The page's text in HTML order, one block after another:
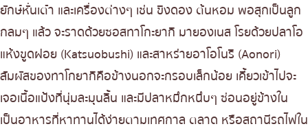
ยักษ์หั่นเต๋า และเครื่องต่างๆ เช่น ขิงดอง ต้นหอม พอสุกเป็นลูก
กลมๆ แล้ว จะราดด้วยซอสทาโกะยากิ มายองเนส โรยด้วยปลาโอ
แห้งขูดฝอย (Katsuobushi) และสาหร่ายอาโอโนริ (Aonori)
สัมผัสของทาโกยากิคือข้างนอกจะกรอบเล็กน้อย เคี้ยวเข้าไปจะ
เจอเนื้อแป้งที่นุ่มละมุนลิ้น และมีปลาหมึกหนึบๆ ซ่อนอยู่ข้างใน
เป็นอาหารที่หาทานได้ง่ายตามเทศกาล ตลาด หรือสถานีรถไฟใน